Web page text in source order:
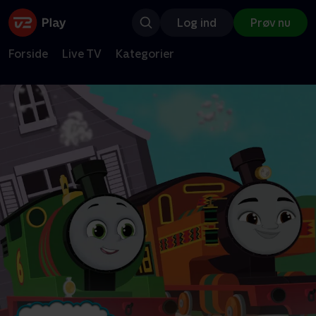
Log ind Prøv nu
Forside Live TV Kategorier